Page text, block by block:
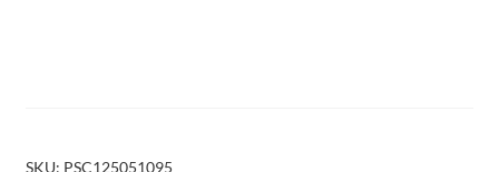
SKU: PSC125051095